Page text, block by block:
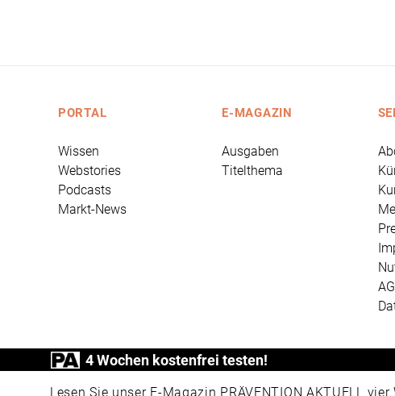
PORTAL
Wissen
Webstories
Podcasts
Markt-News
E-MAGAZIN
Ausgaben
Titelthema
4 Wochen kostenfrei testen!
Lesen Sie unser E-Magazin PRÄVENTION AKTUELL